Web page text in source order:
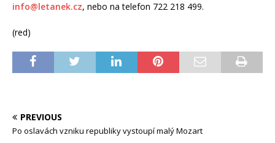
info@letanek.cz, nebo na telefon 722 218 499.
(red)
PREVIOUS
Po oslavách vzniku republiky vystoupí malý Mozart